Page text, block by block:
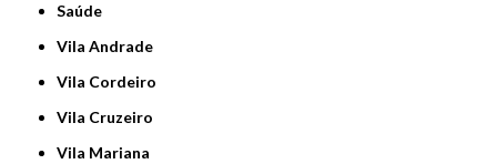
Saúde
Vila Andrade
Vila Cordeiro
Vila Cruzeiro
Vila Mariana